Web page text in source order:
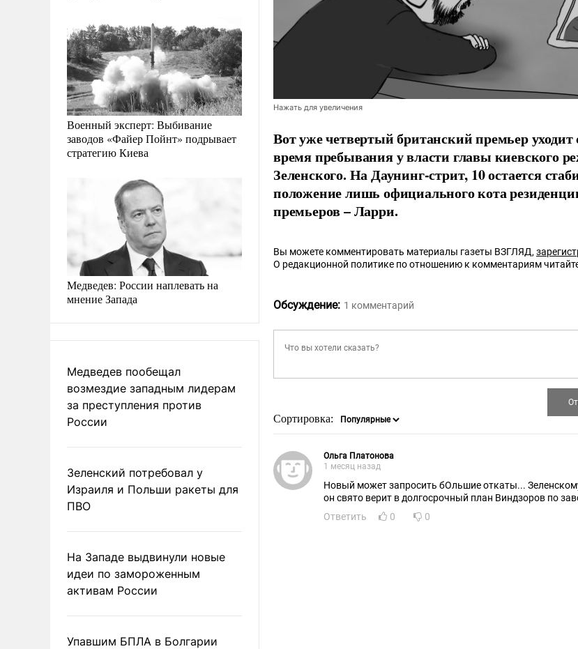
Военный эксперт: Выбивание
заводов «Файер Пойнт» подрывает
стратегию Киева
Медведев: России наплевать на
мнение Запада
Медведев пообещал
возмездие западным лидерам
за преступления против
России
Зеленский потребовал у
Израиля и Польши ракеты для
ПВО
На Западе выдвинули новые
идеи по замороженным
активам России
Упавшим БПЛА в Болгарии
Нажать для увеличения
Вот уже четвертый британский премьер уходит
время пребывания у власти главы киевского
Зеленского. На Даунинг-стрит, 10 остается
положение лишь официального кота
премьеров – Ларри.
Вы можете комментировать материалы газеты ВЗГЛЯД,
О редакционной политике по отношению к комментариям
Обсуждение: 1 комментарий
Сортировка:
Ольга Платонова
1 месяц назад
Новый может запросить бОльшие откаты...
он свято верит в долгосрочный план Виндзоров по
Ответить
0 0